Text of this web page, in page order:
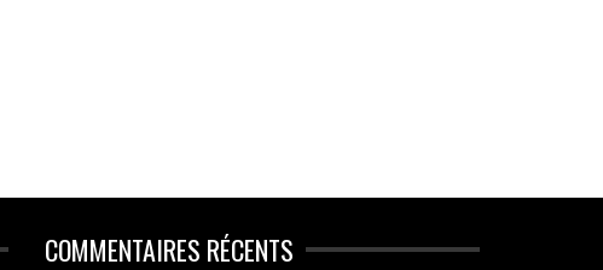
COMMENTAIRES RÉCENTS